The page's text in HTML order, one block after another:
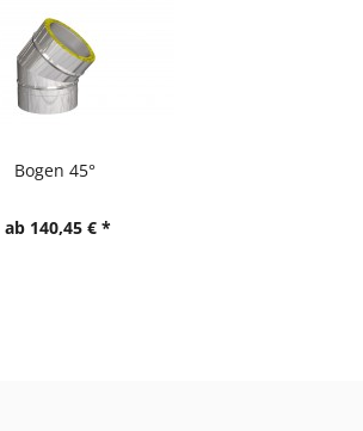
Bogen 45°
ab 140,45 € *